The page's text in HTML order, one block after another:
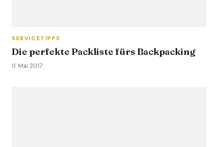
SERVICETIPPS
Die perfekte Packliste fürs Backpacking
11. Mai 2017